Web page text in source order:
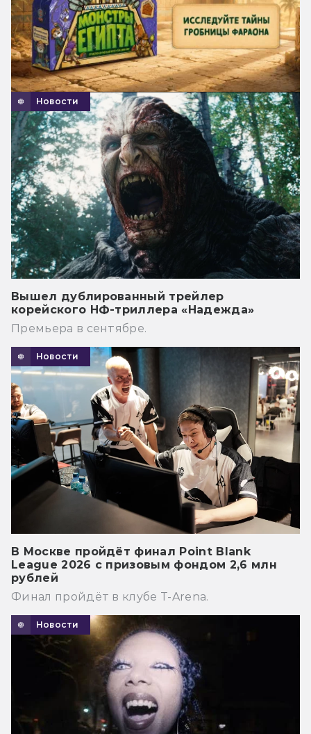
Новости
Вышел дублированный трейлер
корейского НФ-триллера «Надежда»
Премьера в сентябре.
Новости
В Москве пройдёт финал Point Blank
League 2026 с призовым фондом 2,6 млн
рублей
Финал пройдёт в клубе T-Arena.
Новости